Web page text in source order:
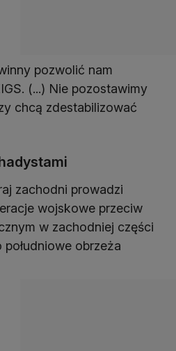
pozwolić nam
(...) Nie pozostawimy
chcą zdestabilizować
zachodni prowadzi
wojskowe przeciw
w zachodniej części
obrzeża